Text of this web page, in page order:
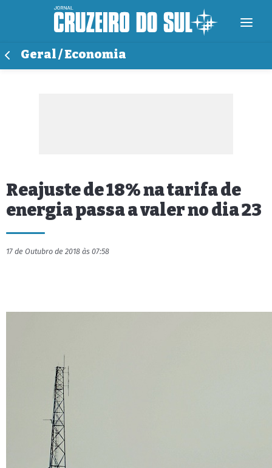
Geral / Economia
Reajuste de 18% na tarifa de
energia passa a valer no dia 23
17 de Outubro de 2018 às 07:58